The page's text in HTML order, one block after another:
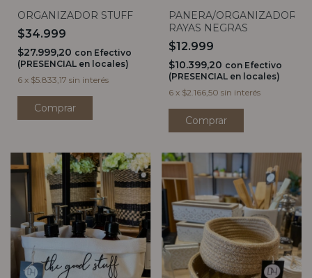
ORGANIZADOR STUFF
$34.999
$27.999,20 con Efectivo
(PRESENCIAL en locales)
6 x $5.833,17 sin interés
Comprar
PANERA/ORGANIZADOR
RAYAS NEGRAS
$12.999
$10.399,20 con Efectivo
(PRESENCIAL en locales)
6 x $2.166,50 sin interés